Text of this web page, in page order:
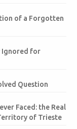
of a Forgotten
Ignored for
Question
Faced: the Real
of Trieste